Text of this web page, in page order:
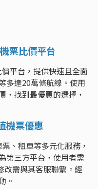
票比價平台
平台，提供快速且全面
多達20萬條航線。使用
，找到最優惠的選擇，
機票優惠
、租車等多元化服務，
第三方平台，使用者需
需與其客服聯繫。經
。